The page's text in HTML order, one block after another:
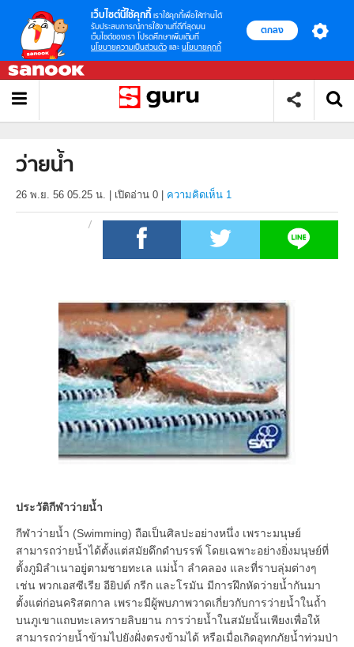
เว็บไซต์นี้ใช้คุกกี้ เราใช้คุกกี้เพื่อให้ท่านได้
รับประสบการณ์การใช้งานที่ดีที่สุดบน
เว็บไซต์ของเรา โปรดศึกษาเพิ่มเติมที่
นโยบายความเป็นส่วนตัว และ นโยบายคุกกี้
ตกลง
ว่ายน้ำ
26 พ.ย. 56 05.25 น. เปิดอ่าน 0 ความคิดเห็น 1
ประวัติกีฬาว่ายน้ำ
กีฬาว่ายน้ำ (Swimming) ถือเป็นศิลปะอย่างหนึ่ง เพราะมนุษย์
สามารถว่ายน้ำได้ตั้งแต่สมัยดึกดำบรรพ์ โดยเฉพาะอย่างยิ่งมนุษย์ที่
ตั้งภูมิลำเนาอยู่ตามชายทะเล แม่น้ำ ลำคลอง และที่ราบลุ่มต่างๆ
เช่น พวกเอสซีเรีย อียิปต์ กรีก และโรมัน มีการฝึกหัดว่ายน้ำกันมา
ตั้งแต่ก่อนคริสตกาล เพราะมีผู้พบภาพวาดเกี่ยวกับการว่ายน้ำในถ้ำ
บนภูเขาแถบทะเลทรายลิบยาน การว่ายน้ำในสมัยนั้นเพียงเพื่อให้
สามารถว่ายน้ำข้ามไปยังฝั่งตรงข้ามได้ หรือเมื่อเกิดอุทกภัยน้ำท่วมป่า